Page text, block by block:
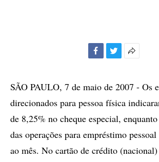
SÃO PAULO, 7 de maio de 2007 - Os
direcionados para pessoa física
de 8,25% no cheque especial,
das operações para empréstimo
ao mês. No cartão de crédito